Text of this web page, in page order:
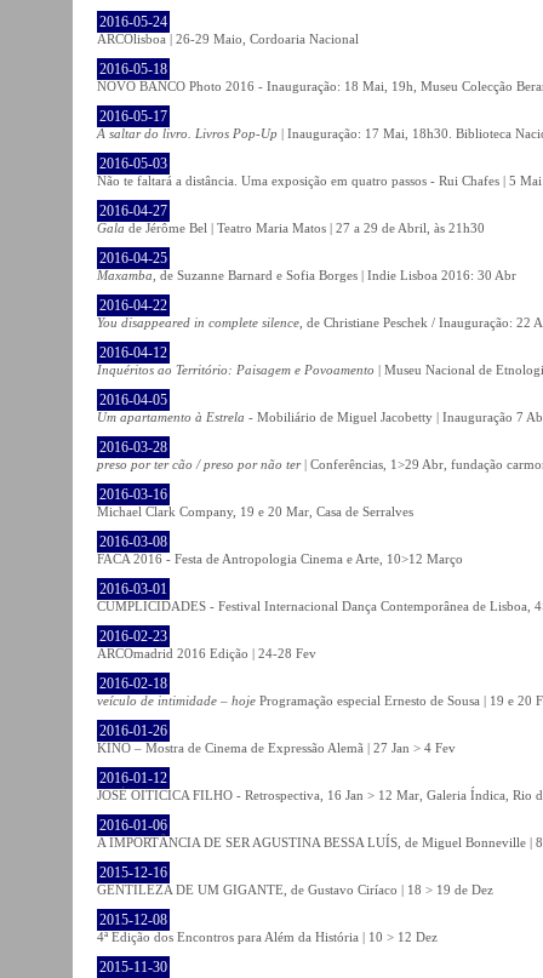
2016-05-24
ARCOlisboa | 26-29 Maio, Cordoaria Nacional
2016-05-18
NOVO BANCO Photo 2016 - Inauguração: 18 Mai, 19h, Museu Colecção
2016-05-17
A saltar do livro. Livros Pop-Up | Inauguração: 17 Mai, 18h30. Biblioteca
2016-05-03
Não te faltará a distância. Uma exposição em quatro passos - Rui Chafes | 5
2016-04-27
Gala de Jérôme Bel | Teatro Maria Matos | 27 a 29 de Abril, às 21h30
2016-04-25
Maxamba , de Suzanne Barnard e Sofia Borges | Indie Lisboa 2016: 30 Abr
2016-04-22
You disappeared in complete silence , de Christiane Peschek / Inauguração: 22
2016-04-12
Inquéritos ao Território: Paisagem e Povoamento | Museu Nacional de
2016-04-05
Um apartamento à Estrela - Mobiliário de Miguel Jacobetty | Inauguração 7
2016-03-28
preso por ter cão / preso por não ter| Conferências, 1>29 Abr, fundação
2016-03-16
Michael Clark Company, 19 e 20 Mar, Casa de Serralves
2016-03-08
FACA 2016 - Festa de Antropologia Cinema e Arte, 10>12 Março
2016-03-01
CUMPLICIDADES - Festival Internacional Dança Contemporânea de Lisboa,
2016-02-23
ARCOmadrid 2016 Edição | 24-28 Fev
2016-02-18
veículo de intimidade – hoje Programação especial Ernesto de Sousa | 19 e 20
2016-01-26
KINO – Mostra de Cinema de Expressão Alemã | 27 Jan > 4 Fev
2016-01-12
JOSÉ OITICICA FILHO - Retrospectiva, 16 Jan > 12 Mar, Galeria Índica, Rio
2016-01-06
A IMPORTÂNCIA DE SER AGUSTINA BESSA LUÍS, de Miguel Bonneville |
2015-12-16
GENTILEZA DE UM GIGANTE, de Gustavo Ciríaco | 18 > 19 de Dez
2015-12-08
4ª Edição dos Encontros para Além da História | 10 > 12 Dez
2015-11-30